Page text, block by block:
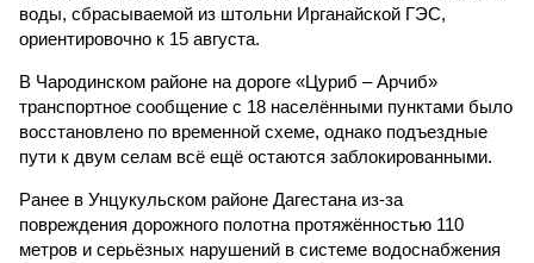
воды, сбрасываемой из штольни Ирганайской ГЭС,
ориентировочно к 15 августа.
В Чародинском районе на дороге «Цуриб – Арчиб»
транспортное сообщение с 18 населёнными пунктами было
восстановлено по временной схеме, однако подъездные
пути к двум селам всё ещё остаются заблокированными.
Ранее в Унцукульском районе Дагестана из-за
повреждения дорожного полотна протяжённостью 110
метров и серьёзных нарушений в системе водоснабжения